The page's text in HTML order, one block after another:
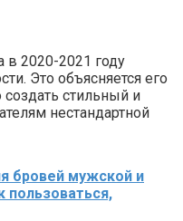
2020-2021 году
Это объясняется его
стильный и
нестандартной
бровей мужской и